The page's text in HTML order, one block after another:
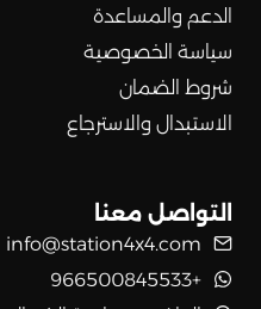
الدعم والمساعدة
سياسة الخصوصية
شروط الضمان
الاستبدال والاسترجاع
التواصل معنا
info@station4x4.com
+966500845533